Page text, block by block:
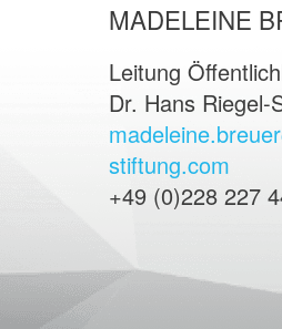
MADELEINE
Leitung
Dr. Hans Riegel-
stiftung.com
+49 (0)228 227